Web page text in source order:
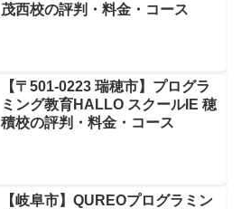
茂西校の評判・料金・コース
【〒501-0223 瑞穂市】プログラ
ミング教育HALLO スクールIE 穂
積校の評判・料金・コース
【岐阜市】QUREOプログラミン